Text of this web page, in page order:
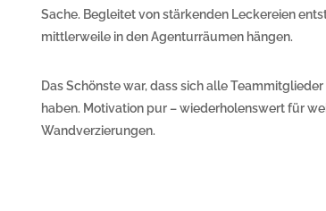
Sache. Begleitet von stärkenden Leckereien
mittlerweile in den Agenturräumen hängen.
Das Schönste war, dass sich alle
haben. Motivation pur – wiederholenswert für
Wandverzierungen.